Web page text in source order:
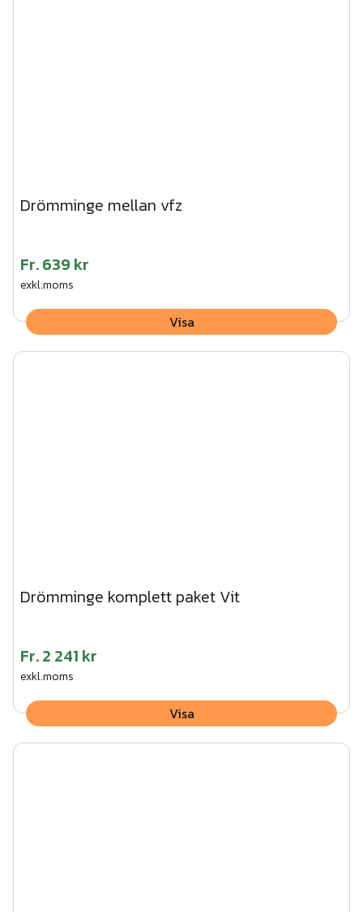
Drömminge mellan vfz
Fr.639 kr
exkl.moms
Visa
Drömminge komplett paket Vit
Fr.2 241 kr
exkl.moms
Visa